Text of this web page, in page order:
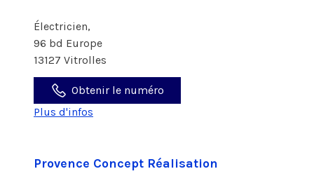
Électricien,
96 bd Europe
13127 Vitrolles
Obtenir le numéro
Plus d'infos
Provence Concept Réalisation